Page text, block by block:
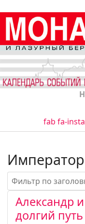
fab fa-
Фильтр по заголовку
Александр
долгий